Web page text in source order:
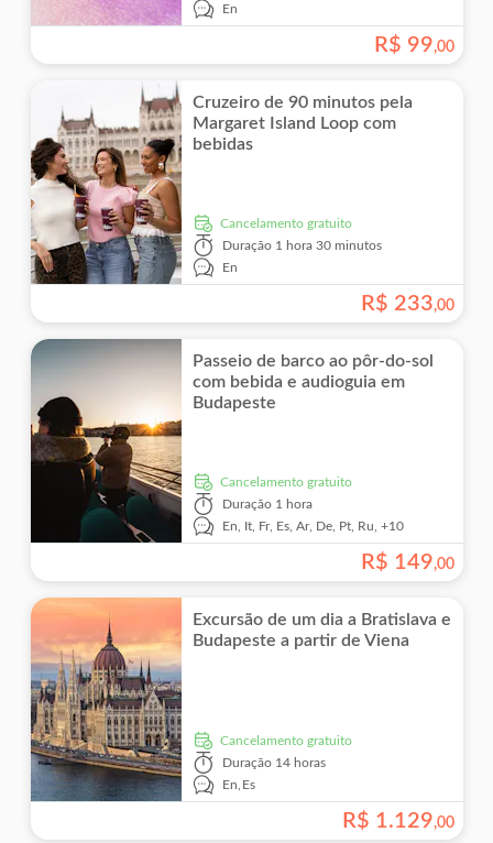
En
R$ 99,00
Cruzeiro de 90 minutos pela
Margaret Island Loop com
bebidas
Cancelamento gratuito
Duração 1 hora 30 minutos
En
R$ 233,00
Passeio de barco ao pôr-do-sol
com bebida e audioguia em
Budapeste
Cancelamento gratuito
Duração 1 hora
En, It, Fr, Es,Ar, De, Pt, Ru,+10
R$ 149,00
Excursão de um dia a Bratislava e
Budapeste a partir de Viena
Cancelamento gratuito
Duração 14 horas
En,Es
R$ 1.129,00